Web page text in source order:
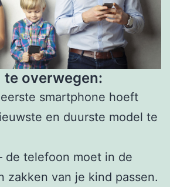
te overwegen:
smartphone hoeft
en duurste model te
de telefoon moet in de
zakken van je kind passen.